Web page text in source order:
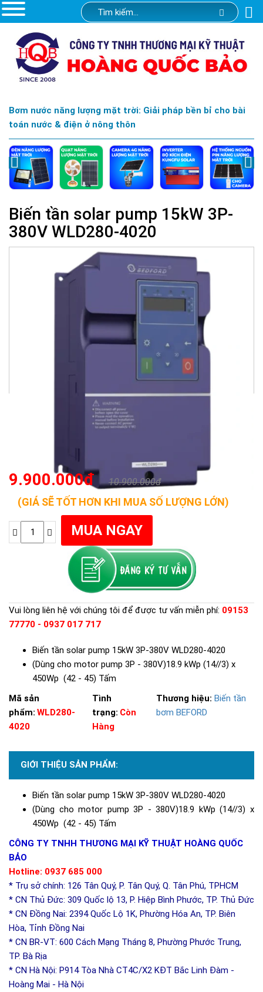
Bơm nước năng lượng mặt trời: Giải pháp bền bỉ cho bài
toán nước & điện ở nông thôn
Biến tần solar pump 15kW 3P-
380V WLD280-4020
9.900.000đ 10.900.000đ
(GIÁ SẼ TỐT HƠN KHI MUA SỐ LƯỢNG LỚN)
Vui lòng liên hệ với chúng tôi để được tư vấn miễn phí: 09153
77770 - 0937 017 717
Biến tần solar pump 15kW 3P-380V WLD280-4020
(Dùng cho motor pump 3P - 380V)18.9 kWp (14//3) x
450Wp (42 - 45) Tấm
Mã sản
phẩm: WLD280-
4020
Tình
trạng: Còn
Hàng
Thương hiệu: Biến tần
bơm BEFORD
GIỚI THIỆU SẢN PHẨM:
Biến tần solar pump 15kW 3P-380V WLD280-4020
(Dùng cho motor pump 3P - 380V)18.9 kWp (14//3) x
450Wp (42 - 45) Tấm
CÔNG TY TNHH THƯƠNG MẠI KỸ THUẬT HOÀNG QUỐC
BẢO
Hotline: 0937 685 000
* Trụ sở chính: 126 Tân Quý, P. Tân Quý, Q. Tân Phú, TPHCM
* CN Thủ Đức: 309 Quốc lộ 13, P. Hiệp Bình Phước, TP. Thủ Đức
* CN Đồng Nai: 2394 Quốc Lộ 1K, Phường Hóa An, TP. Biên
Hòa, Tỉnh Đồng Nai
* CN BR-VT: 600 Cách Mạng Tháng 8, Phường Phước Trung,
TP. Bà Rịa
* CN Hà Nội: P914 Tòa Nhà CT4C/X2 KĐT Bắc Linh Đàm -
Hoàng Mai - Hà Nội